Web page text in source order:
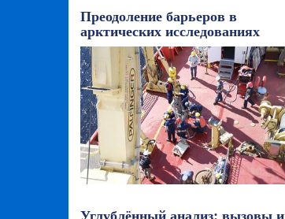
Преодоление барьеров в
арктических исследованиях